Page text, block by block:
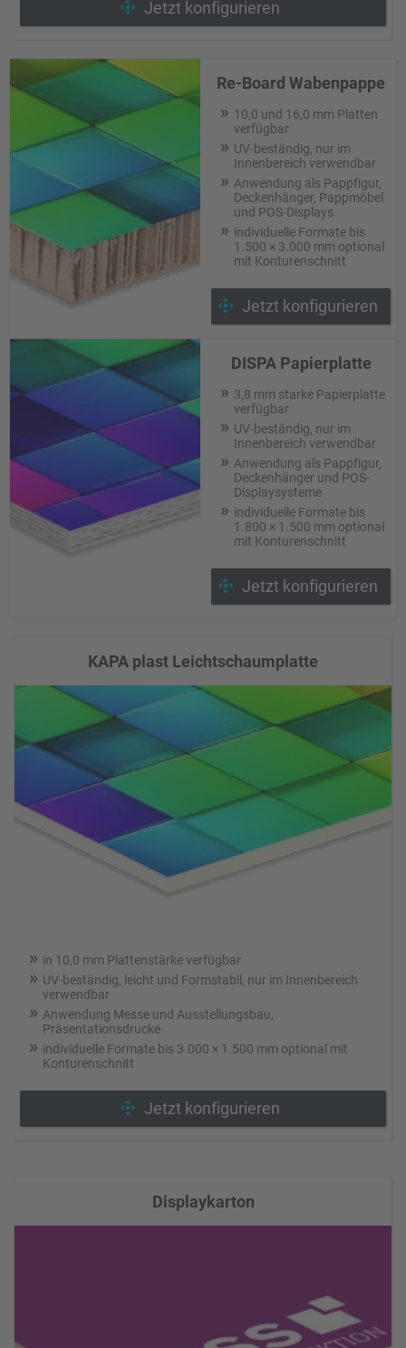
Jetzt konfigurieren
Re-Board Wabenpappe
10,0 und 16,0 mm Platten
verfügbar
UV-beständig, nur im
Innenbereich verwendbar
Anwendung als Pappfigur,
Deckenhänger, Pappmöbel
und POS-Displays
individuelle Formate bis
1.500 × 3.000 mm optional
mit Konturenschnitt
Jetzt konfigurieren
DISPA Papierplatte
3,8 mm starke Papierplatte
verfügbar
UV-beständig, nur im
Innenbereich verwendbar
Anwendung als Pappfigur,
Deckenhänger und POS-
Displaysysteme
individuelle Formate bis
1.800 × 1.500 mm optional
mit Konturenschnitt
Jetzt konfigurieren
KAPA plast Leichtschaumplatte
in 10,0 mm Plattenstärke verfügbar
UV-beständig, leicht und Formstabil, nur im Innenbereich
verwendbar
Anwendung Messe und Ausstellungsbau,
Präsentationsdrucke
individuelle Formate bis 3.000 × 1.500 mm optional mit
Konturenschnitt
Jetzt konfigurieren
Displaykarton